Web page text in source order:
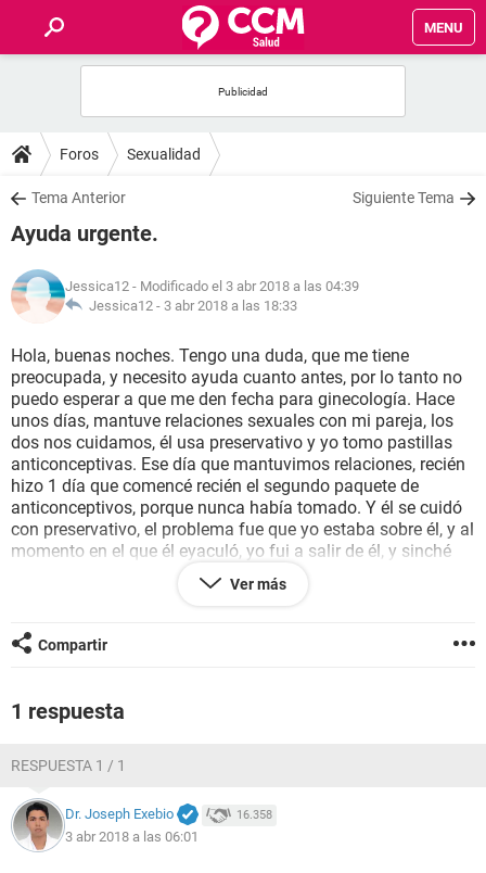
MENU
FOROS
SALUD
FAMILIA
NUTRICIÓN
BIENESTAR
SEXUALIDAD
GLOSARIO
Foros Sexualidad
Tema Anterior Siguiente Tema
Ayuda urgente.
Jessica12 - Modificado el 3 abr 2018 a las 04:39
Jessica12 - 3 abr 2018 a las 18:33
Hola, buenas noches. Tengo una duda, que me tiene
preocupada, y necesito ayuda cuanto antes, por lo tanto no
puedo esperar a que me den fecha para ginecología. Hace
unos días, mantuve relaciones sexuales con mi pareja, los
dos nos cuidamos, él usa preservativo y yo tomo pastillas
anticonceptivas. Ese día que mantuvimos relaciones, recién
hizo 1 día que comencé recién el segundo paquete de
anticonceptivos, porque nunca había tomado. Y él se cuidó
con preservativo, el problema fue que yo estaba sobre él, y al
momento en el que él eyaculó, yo fui a salir de él, y sinché
inconscientemente la punta del preservativo mientras yo iba
saliendo de él, pero sólo la punta. Él volvió a acomodarse, y
y corroboramos que estuviera todo bien; hicimos un nudo, y
el semen estaba ahí dentro, no se salía por ningún orificio,
maneras. Quiero saber si existe la posibilidad de que haya
entrado algo en mí al momento en que sinché la punta del
Ver más
Compartir
1 respuesta
RESPUESTA 1 / 1
Dr. Joseph Exebio 16.358
3 abr 2018 a las 06:01